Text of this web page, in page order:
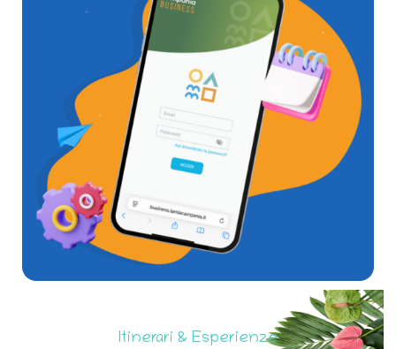
Itinerari & Esperienze